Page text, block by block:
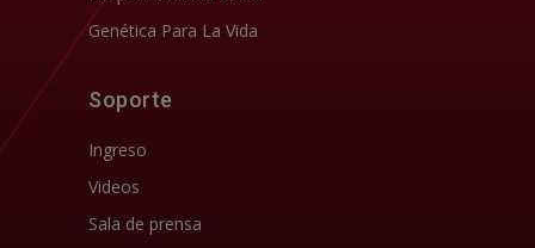
Genética Para La Vida
Soporte
Ingreso
Videos
Sala de prensa